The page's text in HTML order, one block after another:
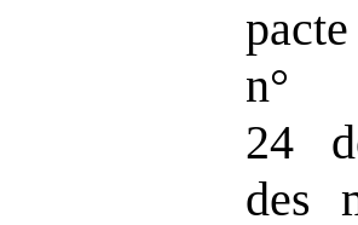
n°
24
des